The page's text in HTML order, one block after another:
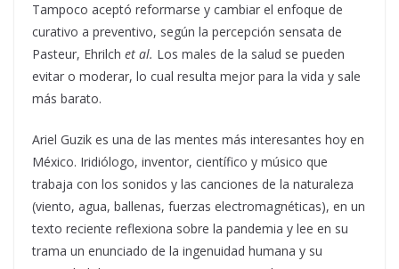
Tampoco aceptó reformarse y cambiar el enfoque de
curativo a preventivo, según la percepción sensata de
Pasteur, Ehrilch et al. Los males de la salud se pueden
evitar o moderar, lo cual resulta mejor para la vida y sale
más barato.
Ariel Guzik es una de las mentes más interesantes hoy en
México. Iridiólogo, inventor, científico y músico que
trabaja con los sonidos y las canciones de la naturaleza
(viento, agua, ballenas, fuerzas electromagnéticas), en un
texto reciente reflexiona sobre la pandemia y lee en su
trama un enunciado de la ingenuidad humana y su